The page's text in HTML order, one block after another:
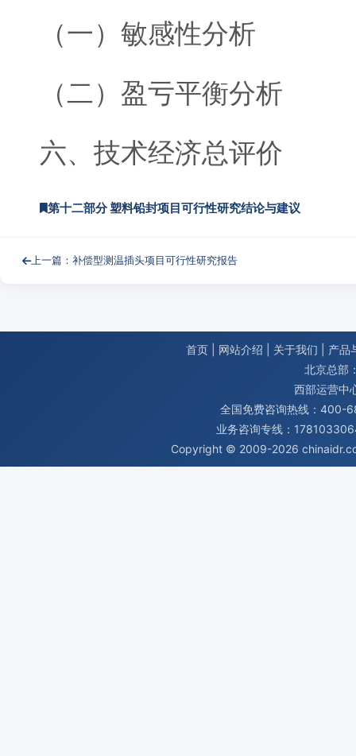
（一）敏感性分析
（二）盈亏平衡分析
六、技术经济总评价
第十二部分 塑料铅封项目可行性研究结论与建议
上一篇：补偿型测温插头项目可行性研究报告
首页 网站介绍 关于我们
产品
北京总部
西部运营中
全国免费咨询热线：400-
业务咨询专线：
Copyright © 2009-2026